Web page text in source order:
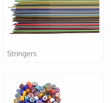
Stringers